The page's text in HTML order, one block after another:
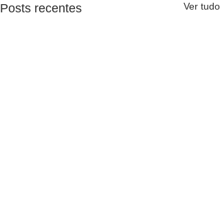
Posts recentes Ver tudo